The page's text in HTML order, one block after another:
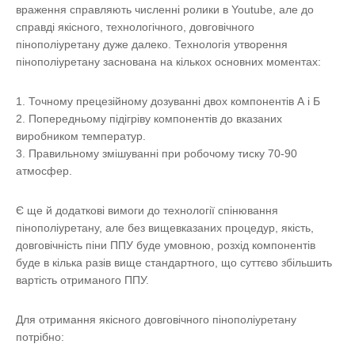
враження справляють численні ролики в Youtube, але до
справді якісного, технологічного, довговічного
пінополіуретану дуже далеко. Технологія утворення
пінополіуретану заснована на кількох основних моментах:
Точному прецезійному дозуванні двох компонентів А і Б
Попередньому підігріву компонентів до вказаних
виробником температур.
Правильному змішуванні при робочому тиску 70-90
атмосфер.
Є ще й додаткові вимоги до технології спінювання
пінополіуретану, але без вищевказаних процедур, якість,
довговічність піни ППУ буде умовною, розхід компонентів
буде в кілька разів вище стандартного, що суттєво збільшить
вартість отриманого ППУ.
Для отримання якісного довговічного пінополіуретану
потрібно: